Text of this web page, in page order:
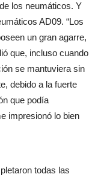
los neumáticos. Y
AD09. “Los
un gran agarre,
que, incluso cuando
se mantuviera sin
debido a la fuerte
que podía
impresionó lo bien
todas las